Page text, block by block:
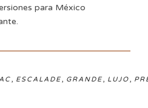
para México
, ESCALADE, GRANDE, LUJO,